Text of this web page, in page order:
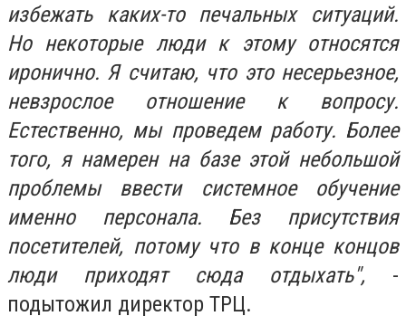
избежать каких-то печальных ситуаций.
Но некоторые люди к этому относятся
иронично. Я считаю, что это несерьезное,
невзрослое отношение к вопросу.
Естественно, мы проведем работу. Более
того, я намерен на базе этой небольшой
проблемы ввести системное обучение
именно персонала. Без присутствия
посетителей, потому что в конце концов
люди приходят сюда отдыхать", -
подытожил директор ТРЦ.